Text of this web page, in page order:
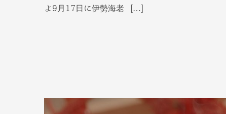
よ9月17日に伊勢海老 […]